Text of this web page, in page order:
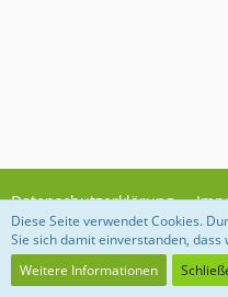
Datenschutzerklärung
Community-
Diese Seite verwendet Cookies.
Sie sich damit einverstanden, dass
Weitere Informationen